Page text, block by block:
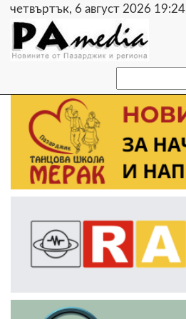
четвъртък, 6 август 2026 19:24